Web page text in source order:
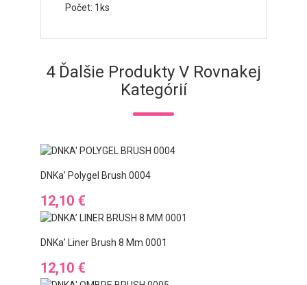
Počet: 1ks
4 Ďalšie Produkty V Rovnakej
Kategórií
DNKa' Polygel Brush 0004
Cena
12,10 €
DNKa’ Liner Brush 8 Mm 0001
Cena
12,10 €